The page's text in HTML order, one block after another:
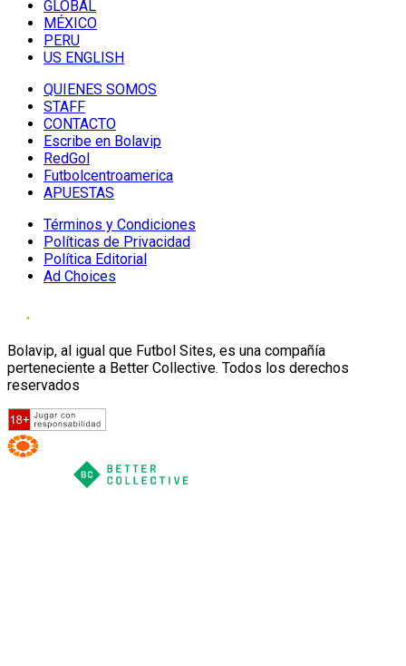
GLOBAL
MÉXICO
PERU
US ENGLISH
QUIENES SOMOS
STAFF
CONTACTO
Escribe en Bolavip
RedGol
Futbolcentroamerica
APUESTAS
Términos y Condiciones
Políticas de Privacidad
Política Editorial
Ad Choices
Bolavip, al igual que Futbol Sites, es una compañía
perteneciente a Better Collective. Todos los derechos
reservados